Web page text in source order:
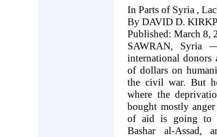
In Parts of Syria ,
By DAVID D.
Published: March 8,
SAWRAN, Syria
international donors
of dollars on
the civil war. But
where the
bought mostly
of aid is going to
Bashar al-Assad,